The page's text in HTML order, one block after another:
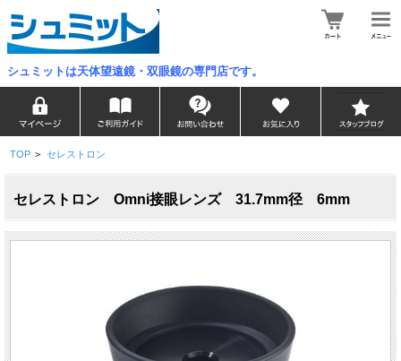
シュミットは天体望遠鏡・双眼鏡の専門店です。
TOP > セレストロン
セレストロン Omni接眼レンズ 31.7mm径 6mm